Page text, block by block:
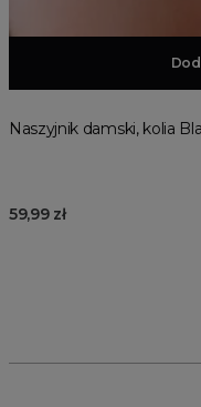
Naszyjnik damski, kolia
59,99 zł